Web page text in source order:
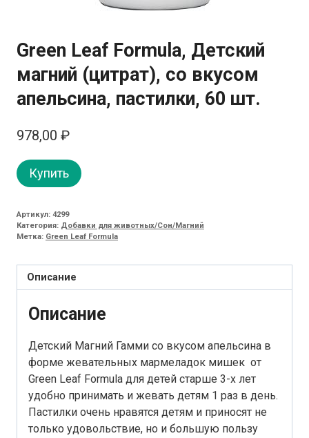
Green Leaf Formula, Детский
магний (цитрат), со вкусом
апельсина, пастилки, 60 шт.
978,00 ₽
Купить
Артикул: 4299
Категория: Добавки для животных/Сон/Магний
Метка: Green Leaf Formula
Описание
Описание
Детский Магний Гамми со вкусом апельсина в
форме жевательных мармеладок мишек от
Green Leaf Formula для детей старше 3-х лет
удобно принимать и жевать детям 1 раз в день.
Пастилки очень нравятся детям и приносят не
только удовольствие, но и большую пользу